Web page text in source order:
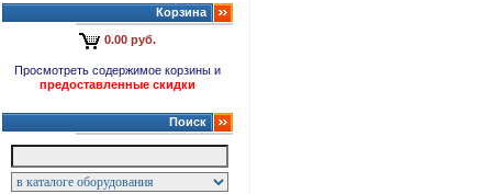
Корзина
0.00 руб.
Просмотреть содержимое корзины и
предоставленные скидки
Поиск